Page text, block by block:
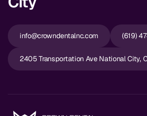
info@crowndentalnc.com (619)
2405 Transportation Ave National City,